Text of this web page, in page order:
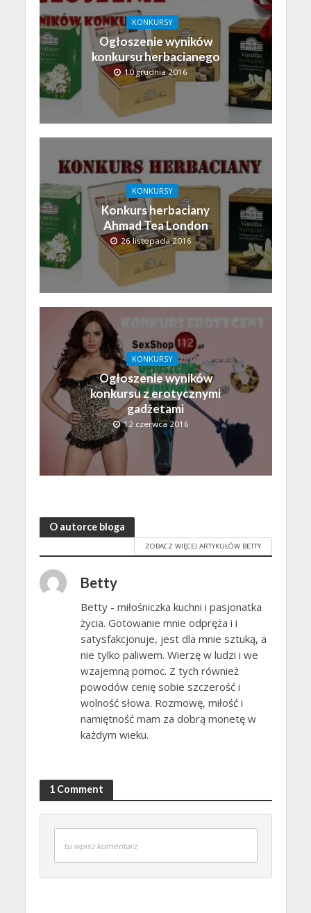
KONKURSY
Ogłoszenie wyników
konkursu herbacianego
10 grudnia 2016
KONKURSY
Konkurs herbaciany
Ahmad Tea London
26 listopada 2016
KONKURSY
Ogłoszenie wyników
konkursu z erotycznymi
gadżetami
12 czerwca 2016
O autorce bloga
ZOBACZ WIĘCEJ ARTYKUŁÓW BETTY
Betty
Betty - miłośniczka kuchni i pasjonatka
życia. Gotowanie mnie odpręża i i
satysfakcjonuje, jest dla mnie sztuką, a
nie tylko paliwem. Wierzę w ludzi i we
wzajemną pomoc. Z tych również
powodów cenię sobie szczerość i
wolność słowa. Rozmowę, miłość i
namiętność mam za dobrą monetę w
każdym wieku.
1 Comment
tu wpisz komentarz